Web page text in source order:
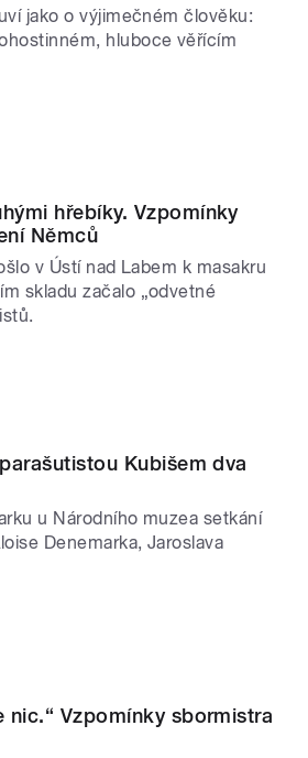
jako o výjimečném člověku:
hluboce věřícím
hřebíky. Vzpomínky
Němců
v Ústí nad Labem k masakru
skladu začalo „odvetné
Kubišem dva
u Národního muzea setkání
Denemarka, Jaroslava
nic.“ Vzpomínky sbormistra